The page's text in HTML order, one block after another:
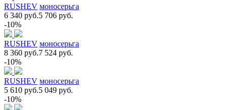
RUSHEV моносерьга
6 340 руб.5 706 руб.
-10%
RUSHEV моносерьга
8 360 руб.7 524 руб.
-10%
RUSHEV моносерьга
5 610 руб.5 049 руб.
-10%